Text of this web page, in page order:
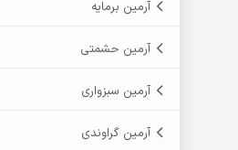
آرمین برمایه
آرمین حشمتی
آرمین سبزواری
آرمین گراوندی